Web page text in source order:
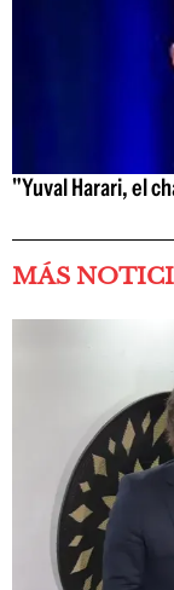
"Yuval Harari, el
MÁS